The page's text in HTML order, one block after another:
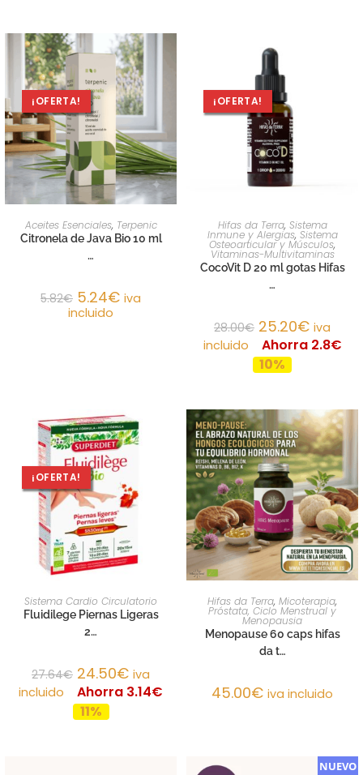
¡OFERTA!
AÑADIR AL CARRITO
Aceites Esenciales, Terpenic
Citronela de Java Bio 10 ml
…
5.82€ 5.24€ iva
incluido
¡OFERTA!
AÑADIR AL CARRITO
Hifas da Terra, Sistema
Inmune y Alergias, Sistema
Osteoarticular y Músculos,
Vitaminas-Multivitaminas
CocoVit D 20 ml gotas Hifas
…
28.00€ 25.20€ iva
incluido
Ahorra 2.8€
10%
¡OFERTA!
AÑADIR AL CARRITO
Sistema Cardio Circulatorio
Fluidilege Piernas Ligeras
2…
27.64€ 24.50€ iva
incluido
Ahorra 3.14€
11%
AÑADIR AL CARRITO
Hifas da Terra, Micoterapia,
Próstata, Ciclo Menstrual y
Menopausia
Menopause 60 caps hifas
da t…
45.00€ iva incluido
NUEVO